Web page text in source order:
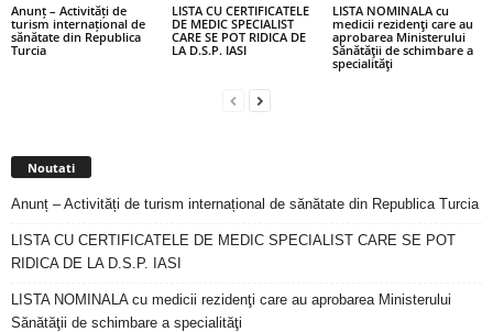
Anunț – Activități de
turism internațional de
sănătate din Republica
Turcia
LISTA CU CERTIFICATELE
DE MEDIC SPECIALIST
CARE SE POT RIDICA DE
LA D.S.P. IASI
LISTA NOMINALA cu
medicii rezidenţi care au
aprobarea Ministerului
Sănătăţii de schimbare a
specialităţi
Noutati
Anunț – Activități de turism internațional de sănătate din Republica Turcia
LISTA CU CERTIFICATELE DE MEDIC SPECIALIST CARE SE POT
RIDICA DE LA D.S.P. IASI
LISTA NOMINALA cu medicii rezidenţi care au aprobarea Ministerului
Sănătăţii de schimbare a specialităţi